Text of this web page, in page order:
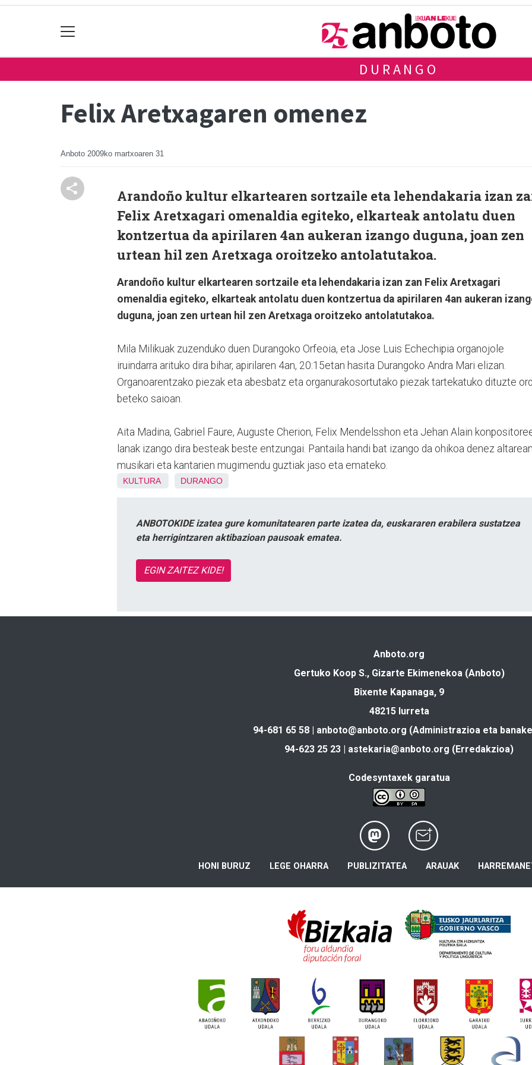
DURANGO
Felix Aretxagaren omenez
Anboto 2009ko martxoaren 31
Arandoño kultur elkartearen sortzaile eta lehendakaria izan
Felix Aretxagari omenaldia egiteko, elkarteak antolatu duen
kontzertua da apirilaren 4an aukeran izango duguna, joan zen
urtean hil zen Aretxaga oroitzeko antolatutakoa.
Arandoño kultur elkartearen sortzaile eta lehendakaria izan zan Felix Aretxagari
omenaldia egiteko, elkarteak antolatu duen kontzertua da apirilaren 4an aukeran
duguna, joan zen urtean hil zen Aretxaga oroitzeko antolatutakoa.
Mila Milikuak zuzenduko duen Durangoko Orfeoia, eta Jose Luis Echechipia organojole
iruindarra arituko dira bihar, apirilaren 4an, 20:15etan hasita Durangoko Andra Mari elizan.
Organoarentzako piezak eta abesbatz eta organurakosortutako piezak tartekatuko dituzte
beteko saioan.
Aita Madina, Gabriel Faure, Auguste Cherion, Felix Mendelsshon eta Jehan Alain
lanak izango dira besteak beste entzungai. Pantaila handi bat izango da ohikoa denez
musikari eta kantarien mugimendu guztiak jaso eta emateko.
KULTURA DURANGO
ANBOTOKIDE izatea gure komunitatearen parte izatea da, euskararen erabilera sustatzea
eta herrigintzaren aktibazioan pausoak ematea.
EGIN ZAITEZ KIDE!
Anboto.org
Gertuko Koop S., Gizarte Ekimenekoa (Anboto)
Bixente Kapanaga, 9
48215 Iurreta
94-681 65 58 | anboto@anboto.org (Administrazioa eta
94-623 25 23 | astekaria@anboto.org (Erredakzioa)
Codesyntaxek garatua
HONI BURUZ LEGE OHARRA PUBLIZITATEA ARAUAK